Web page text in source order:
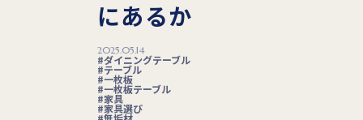
にあるか
2025.05.14
ダイニングテーブル
テーブル
一枚板
一枚板テーブル
家具
家具選び